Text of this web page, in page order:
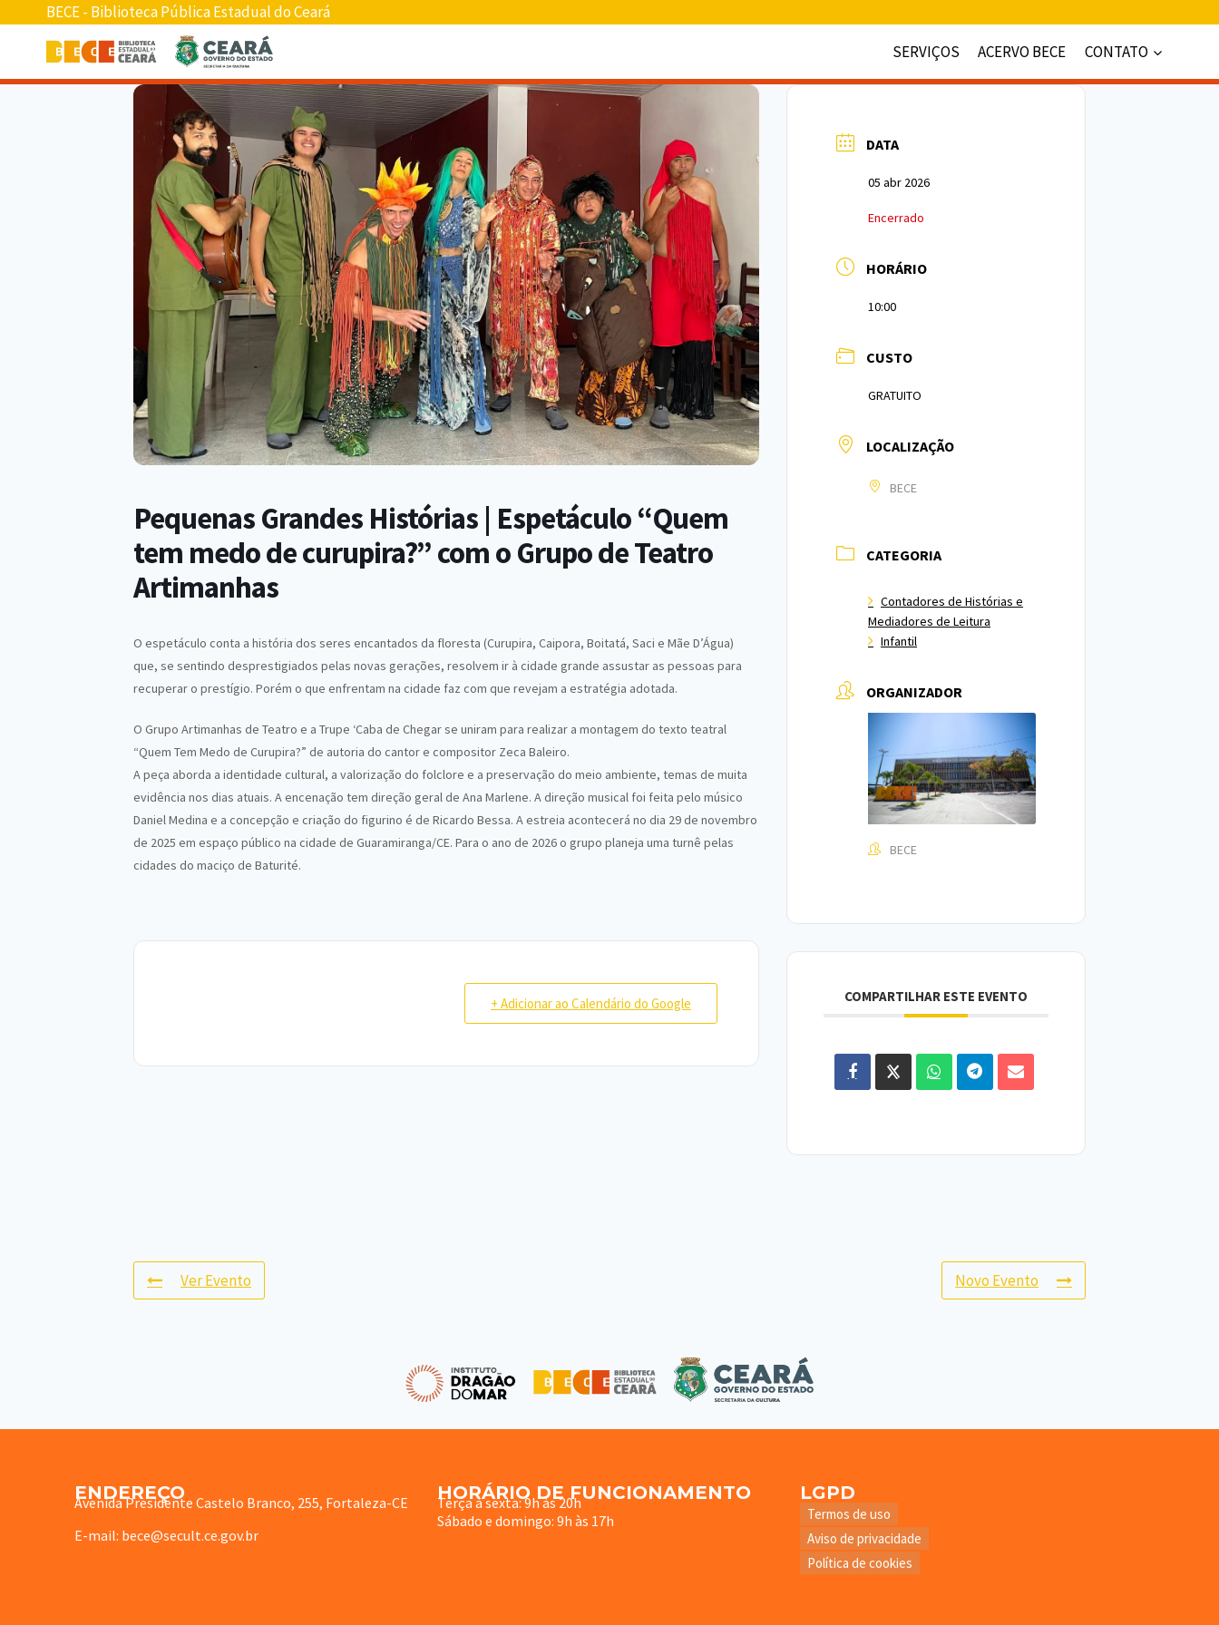
BECE - Biblioteca Pública Estadual do Ceará
SERVIÇOS
ACERVO BECE CONTATO
Pequenas Grandes Histórias | Espetáculo “Quem
tem medo de curupira?” com o Grupo de Teatro
Artimanhas
O espetáculo conta a história dos seres encantados da floresta (Curupira, Caipora, Boitatá, Saci e Mãe D’Água)
que, se sentindo desprestigiados pelas novas gerações, resolvem ir à cidade grande assustar as pessoas para
recuperar o prestígio. Porém o que enfrentam na cidade faz com que revejam a estratégia adotada.
O Grupo Artimanhas de Teatro e a Trupe ‘Caba de Chegar se uniram para realizar a montagem do texto teatral
“Quem Tem Medo de Curupira?” de autoria do cantor e compositor Zeca Baleiro.
A peça aborda a identidade cultural, a valorização do folclore e a preservação do meio ambiente, temas de muita
evidência nos dias atuais. A encenação tem direção geral de Ana Marlene. A direção musical foi feita pelo músico
Daniel Medina e a concepção e criação do figurino é de Ricardo Bessa. A estreia acontecerá no dia 29 de novembro
de 2025 em espaço público na cidade de Guaramiranga/CE. Para o ano de 2026 o grupo planeja uma turnê pelas
cidades do maciço de Baturité.
+ Adicionar ao Calendário do Google
DATA
05 abr 2026
Encerrado
HORÁRIO
10:00
CUSTO
GRATUITO
LOCALIZAÇÃO
BECE
CATEGORIA
Contadores de Histórias e
Mediadores de Leitura
Infantil
ORGANIZADOR
BECE
COMPARTILHAR ESTE EVENTO
Ver Evento Novo Evento
ENDEREÇO
Avenida Presidente Castelo Branco, 255, Fortaleza-CE
E-mail: bece@secult.ce.gov.br
HORÁRIO DE FUNCIONAMENTO
Terça à sexta: 9h às 20h
Sábado e domingo: 9h às 17h
LGPD
Termos de uso
Aviso de privacidade
Política de cookies